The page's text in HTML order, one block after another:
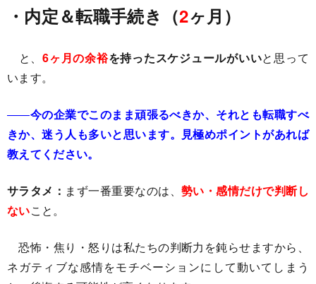
・内定＆転職手続き（2ヶ月）
と、6ヶ月の余裕を持ったスケジュールがいいと思って
います。
――今の企業でこのまま頑張るべきか、それとも転職すべ
きか、迷う人も多いと思います。見極めポイントがあれば
教えてください。
サラタメ： まず一番重要なのは、勢い・感情だけで判断し
ないこと。
恐怖・焦り・怒りは私たちの判断力を鈍らせますから、
ネガティブな感情をモチベーションにして動いてしまう